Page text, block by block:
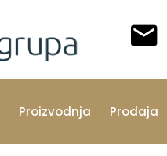
Proizvodnja Prodaja